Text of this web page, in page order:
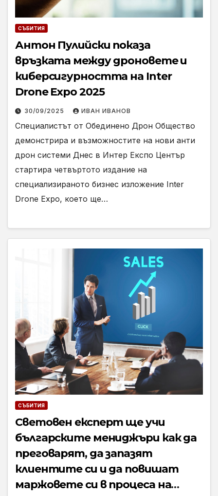
СЪБИТИЯ
Антон Пулийски показа
връзката между дроновете и
киберсигурността на Inter
Drone Expo 2025
30/09/2025 ИВАН ИВАНОВ
Специалистът от Обединено Дрон Общество
демонстрира и възможностите на нови анти
дрон системи Днес в Интер Експо Център
стартира четвъртото издание на
специализираното бизнес изложение Inter
Drone Expo, което ще…
СЪБИТИЯ
Световен експерт ще учи
българските мениджъри как да
преговарят, да запазят
клиентите си и да повишат
маржовете си в процеса на